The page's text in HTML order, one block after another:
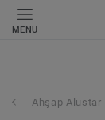
MENU
Ahşap Alustar